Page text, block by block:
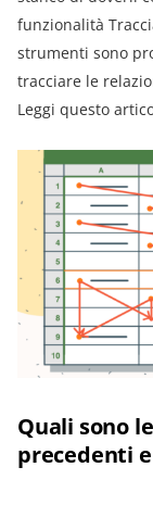
funzionalità
strumenti sono
tracciare le
Leggi questo
Quali sono
precedenti